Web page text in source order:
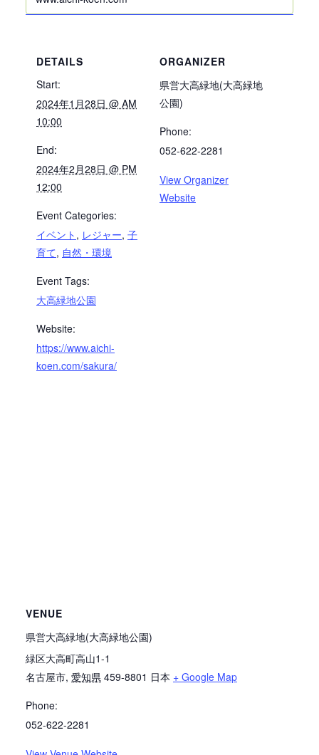
DETAILS
Start:
2024年1月28日 @ AM
10:00
End:
2024年2月28日 @ PM
12:00
Event Categories:
イベント , レジャー, 子
育て, 自然・環境
Event Tags:
大高緑地公園
Website:
https://www.aichi-
koen.com/sakura/
ORGANIZER
県営大高緑地(大高緑地
公園)
Phone:
052-622-2281
View Organizer
Website
VENUE
県営大高緑地(大高緑地公園)
緑区大高町高山1-1
名古屋市, 愛知県 459-8801 日本 + Google Map
Phone:
052-622-2281